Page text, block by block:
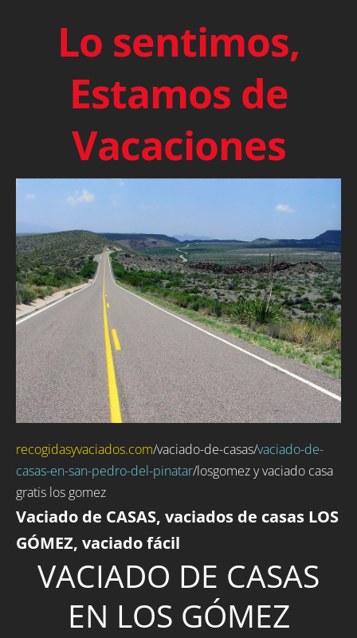
Lo sentimos,
Estamos de
Vacaciones
recogidasyvaciados.com/vaciado-de-casas/vaciado-de-
casas-en-san-pedro-del-pinatar/losgomez y vaciado casa
gratis los gomez
Vaciado de CASAS, vaciados de casas LOS
GÓMEZ, vaciado fácil
VACIADO DE CASAS
EN LOS GÓMEZ